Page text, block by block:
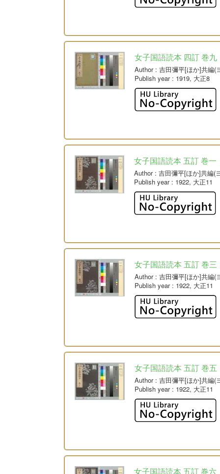
女子国語読本 四訂 巻九
Author: 吉田彌平[ほか]共編
Publish year: 1919, 大正8
女子国語読本 五訂 巻一
Author: 吉田彌平[ほか]共編(
Publish year: 1922, 大正11
女子国語読本 五訂 巻三
Author: 吉田彌平[ほか]共編
Publish year: 1922, 大正11
女子国語読本 五訂 巻五
Author: 吉田彌平[ほか]共編
Publish year: 1922, 大正11
女子国語読本 五訂 巻六